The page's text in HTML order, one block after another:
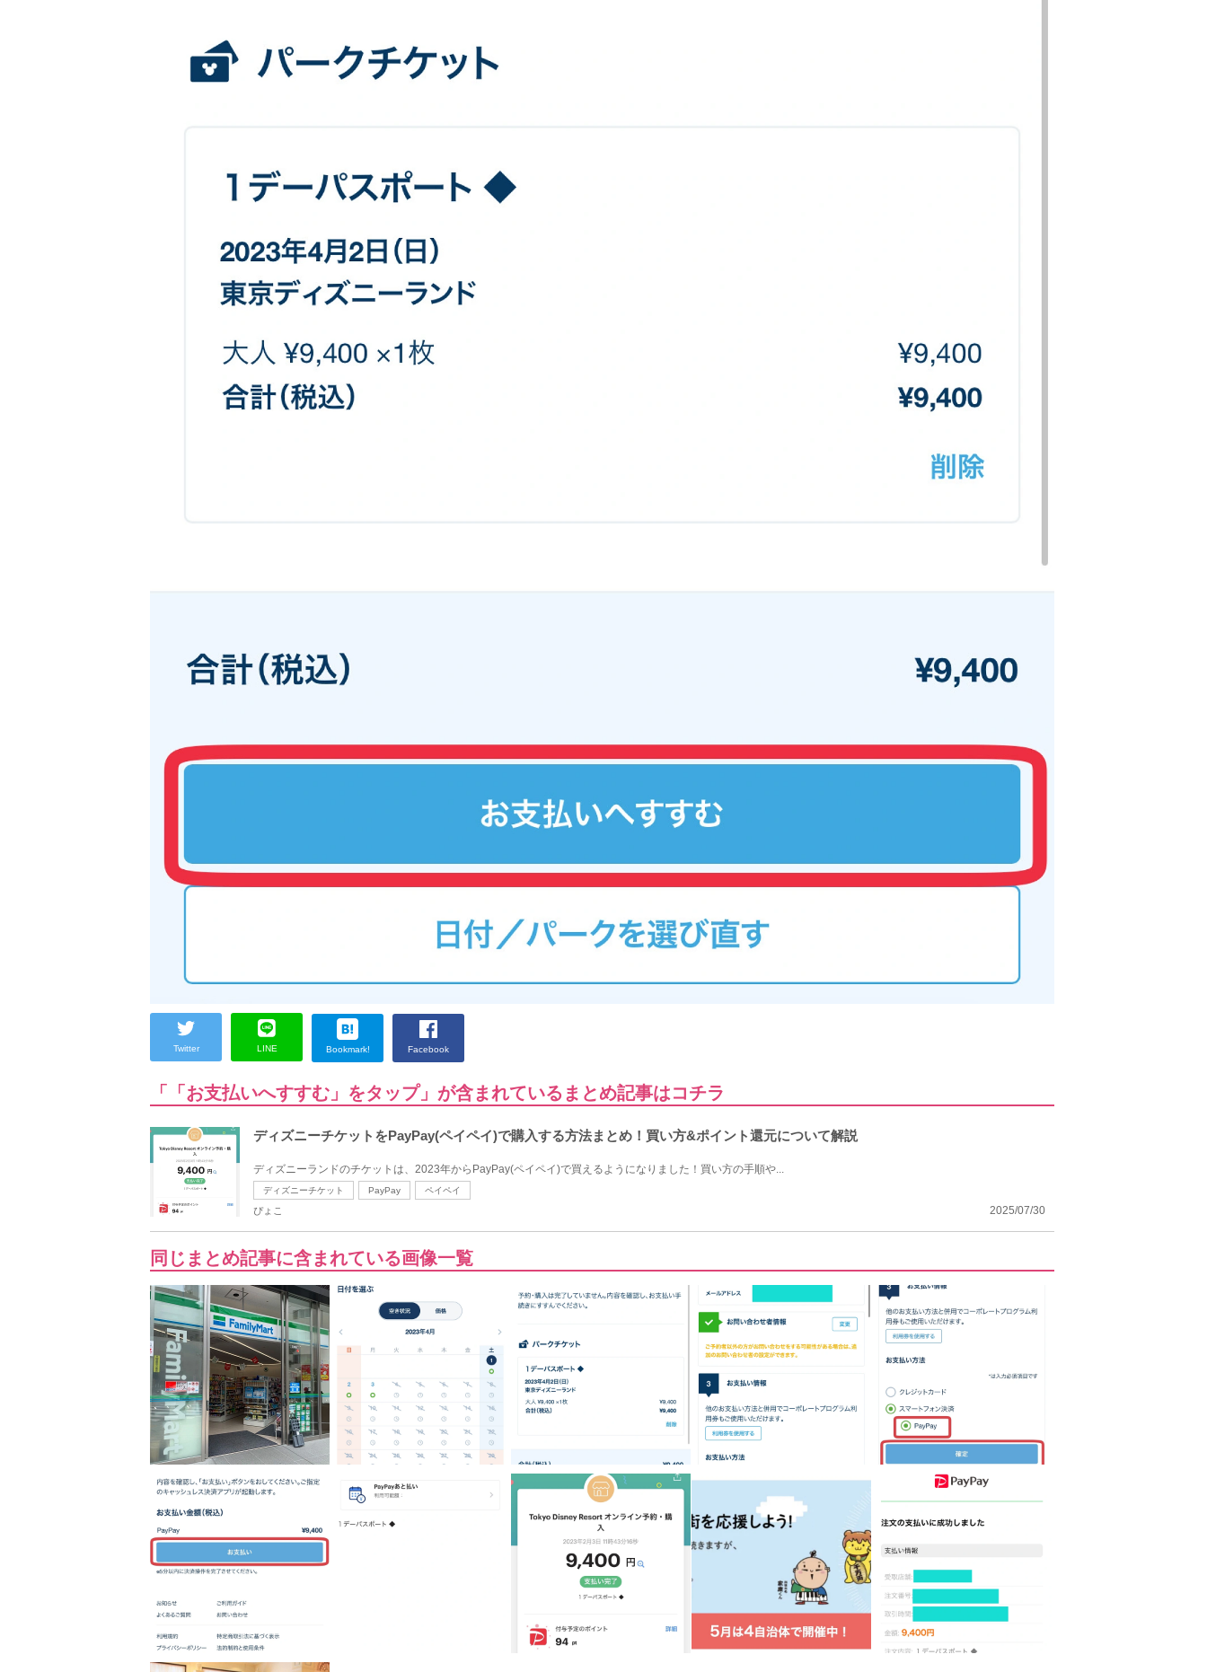
Twitter LINE Bookmark! Facebook
「「お支払いへすすむ」をタップ」が含まれているまとめ記事はコチラ
ディズニーチケットをPayPay(ペイペイ)で購入する方法まとめ！買い方&ポイント還元について解説
ディズニーランドのチケットは、2023年からPayPay(ペイペイ)で買えるようになりました！買い方の手順や...
ディズニーチケット PayPay ペイペイ
2025/07/30
ぴょこ
同じまとめ記事に含まれている画像一覧